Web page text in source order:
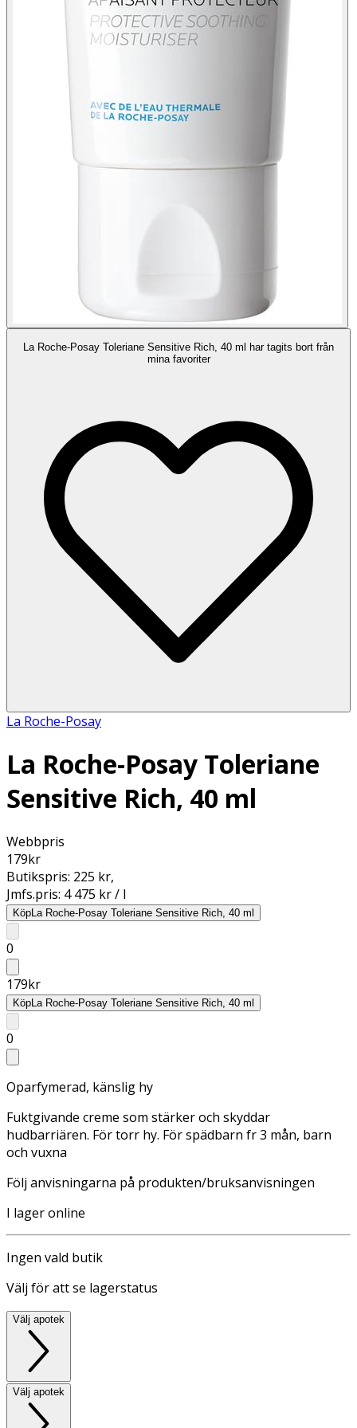
La Roche-Posay Toleriane Sensitive Rich, 40 ml har tagits bort från
mina favoriter
La Roche-Posay
La Roche-Posay Toleriane
Sensitive Rich, 40 ml
Webbpris
179kr
Butikspris: 225 kr,
Jmfs.pris: 4 475 kr / l
KöpLa Roche-Posay Toleriane Sensitive Rich, 40 ml
0
179kr
KöpLa Roche-Posay Toleriane Sensitive Rich, 40 ml
0
Oparfymerad, känslig hy
Fuktgivande creme som stärker och skyddar
hudbarriären. För torr hy. För spädbarn fr 3 mån, barn
och vuxna
Följ anvisningarna på produkten/bruksanvisningen
I lager online
Ingen vald butik
Välj för att se lagerstatus
Välj apotek
Välj apotek